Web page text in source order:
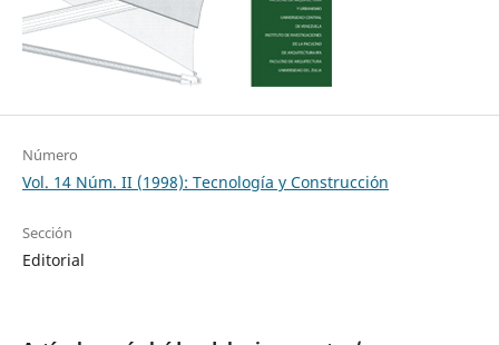
Número
Vol. 14 Núm. II (1998): Tecnología y Construcción
Sección
Editorial